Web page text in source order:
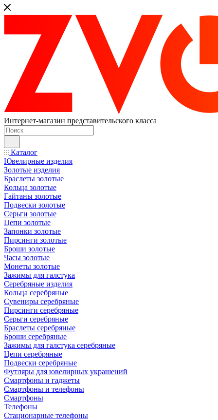
Интернет-магазин представительского класса
Каталог
Ювелирные изделия
Золотые изделия
Браслеты золотые
Кольца золотые
Гайтаны золотые
Подвески золотые
Серьги золотые
Цепи золотые
Запонки золотые
Пирсинги золотые
Броши золотые
Часы золотые
Монеты золотые
Зажимы для галстука
Серебряные изделия
Кольца серебряные
Сувениры серебряные
Пирсинги серебряные
Серьги серебряные
Браслеты серебряные
Броши серебряные
Зажимы для галстука серебряные
Цепи серебряные
Подвески серебряные
Футляры для ювелирных украшений
Смартфоны и гаджеты
Смартфоны и телефоны
Смартфоны
Телефоны
Стационарные телефоны